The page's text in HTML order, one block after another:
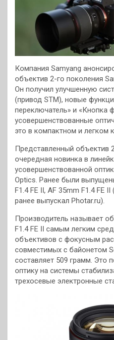
Компания Samyang
объектив 2-го поколения
Он получил улучшенную
(привод STM), новые
переключатель» и «Кнопка
усовершенствованные
это в компактном и легком
Представленный объектив
очередная новинка в
усовершенствованной
Optics. Ранее были
F1.4 FE II, AF 35mm F1.4 FE
ранее выпускал Photar.ru).
Производитель называет
F1.4 FE II самым легким
объективов с фокусным
совместимых с байонетом
составляет 509 грамм. Это
оптику на системы
трехосевые электронные